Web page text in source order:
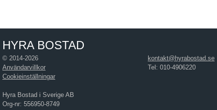
HYRA BOSTAD
kontakt@hyrabostad.se
Tel: 010-4906220
© 2014-2026
Användarvillkor
Cookieinställningar
Hyra Bostad i Sverige AB
Org-nr: 556950-8749